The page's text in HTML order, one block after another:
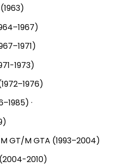
1973)
·
GT/M GTA (1993–2004)
2010)